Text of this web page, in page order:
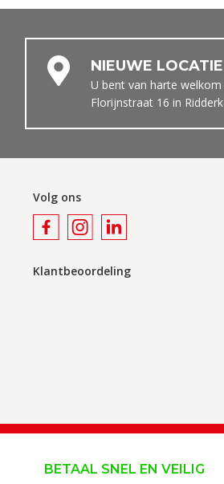
NIEUWE LOCATIE
U bent van harte welkom
Florijnstraat 16 in
Volg ons
Klantbeoordeling
BETAAL SNEL EN VEILIG